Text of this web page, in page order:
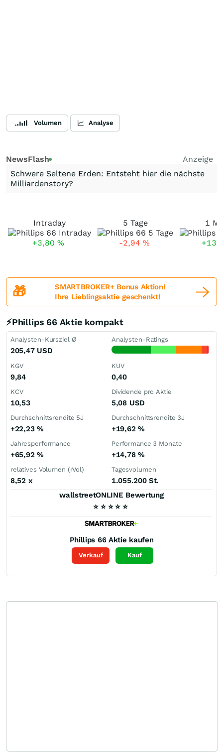
Volumen Analyse
NewsFlash
Anzeige
Schwere Seltene Erden: Entsteht hier die nächste
Milliardenstory?
Intraday
+3,80 %
5 Tage
-2,94 %
1
🎁
SMARTBROKER+ Bonus Aktion!
Ihre Lieblingsaktie geschenkt!
⚡Phillips 66 Aktie kompakt
Analysten-Kursziel Ø
205,47 USD
Analysten-Ratings
KGV
9,84
KUV
0,40
KCV
10,53
Dividende pro Aktie
5,08 USD
Durchschnittsrendite 5J
+22,23 %
Durchschnittsrendite 3J
+19,62 %
Jahresperformance
+65,92 %
Performance 3 Monate
+14,78 %
relatives Volumen (rVol)
8,52 x
Tagesvolumen
1.055.200 St.
wallstreetONLINE Bewertung
⭐ ⭐ ⭐ ⭐ ⭐
Phillips 66 Aktie kaufen
Verkauf Kauf